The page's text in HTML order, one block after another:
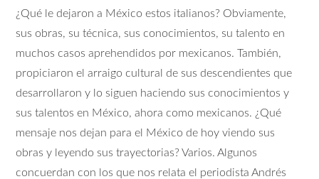
¿Qué le dejaron a México estos italianos? Obviamente,
sus obras, su técnica, sus conocimientos, su talento en
muchos casos aprehendidos por mexicanos. También,
propiciaron el arraigo cultural de sus descendientes que
desarrollaron y lo siguen haciendo sus conocimientos y
sus talentos en México, ahora como mexicanos. ¿Qué
mensaje nos dejan para el México de hoy viendo sus
obras y leyendo sus trayectorias? Varios. Algunos
concuerdan con los que nos relata el periodista Andrés